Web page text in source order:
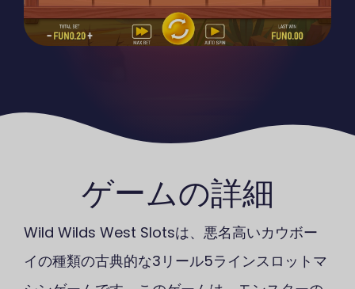
ゲームの詳細
Wild Wilds West Slotsは、悪名高いカウボー
イの種類の古典的な3リール5ラインスロットマ